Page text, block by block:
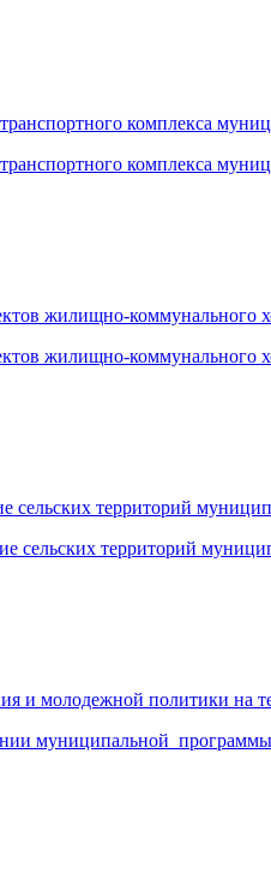
комплекса
комплекса
жилищно-коммунального
жилищно-коммунального
сельских территорий
сельских территорий
и молодежной политики на
муниципальной